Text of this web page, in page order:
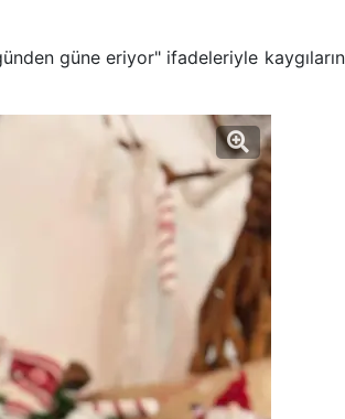
güne eriyor" ifadeleriyle